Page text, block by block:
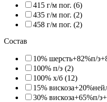
415 г/м пог. (6)
435 г/м пог. (2)
458 г/м пог. (2)
Состав
10% шерсть+82%п/
100% п/э (2)
100% х/б (12)
15%
30% вискоза+65%п/